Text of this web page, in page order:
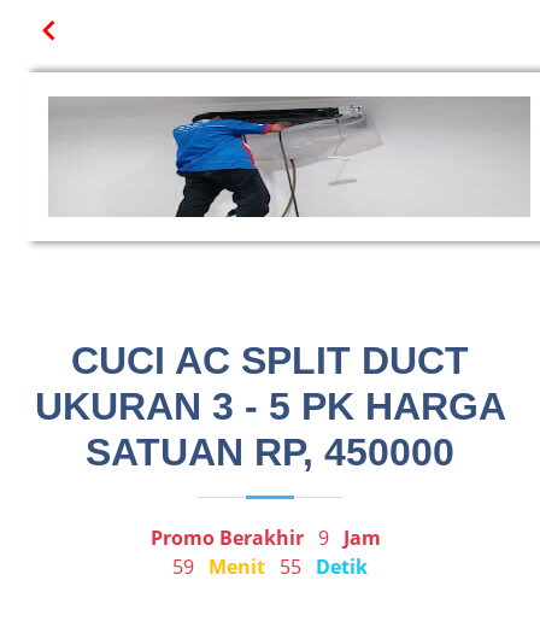
CUCI AC SPLIT DUCT
UKURAN 3 - 5 PK HARGA
SATUAN RP, 450000
Promo Berakhir 9 Jam
59 Menit 55 Detik